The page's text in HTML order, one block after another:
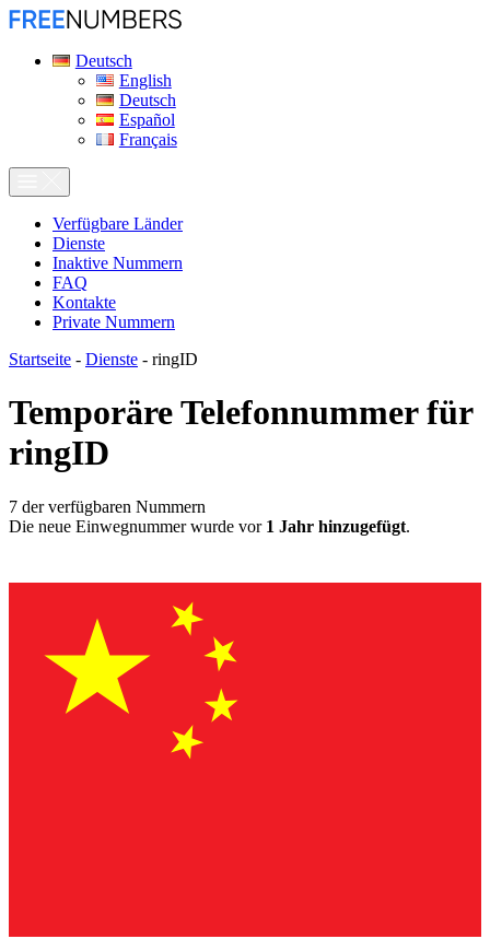
Deutsch
English
Deutsch
Español
Français
Verfügbare Länder
Dienste
Inaktive Nummern
FAQ
Kontakte
Private Nummern
Startseite - Dienste - ringID
Temporäre Telefonnummer für
ringID
7 der verfügbaren Nummern
Die neue Einwegnummer wurde vor 1 Jahr hinzugefügt.